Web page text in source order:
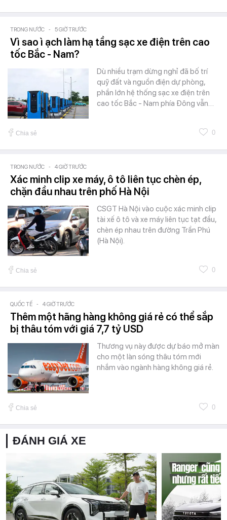
TRONG NƯỚC - 5 GIỜ TRƯỚC
Vì sao ì ạch làm hạ tầng sạc xe điện trên cao
tốc Bắc - Nam?
Dù nhiều trạm dừng nghỉ đã bố trí
quỹ đất và nguồn điện dự phòng,
phần lớn hệ thống sạc xe điện trên
cao tốc Bắc - Nam phía Đông vẫn…
Chia sẻ 0
TRONG NƯỚC - 4 GIỜ TRƯỚC
Xác minh clip xe máy, ô tô liên tục chèn ép,
chặn đầu nhau trên phố Hà Nội
CSGT Hà Nội vào cuộc xác minh clip
tài xế ô tô và xe máy liên tục tạt đầu,
chèn ép nhau trên đường Trần Phú
(Hà Nội).
Chia sẻ 0
QUỐC TẾ - 4 GIỜ TRƯỚC
Thêm một hãng hàng không giá rẻ có thể sắp
bị thâu tóm với giá 7,7 tỷ USD
Thương vụ này được dự báo mở màn
cho một làn sóng thâu tóm mới
nhắm vào ngành hàng không giá rẻ.
Chia sẻ 0
ĐÁNH GIÁ XE